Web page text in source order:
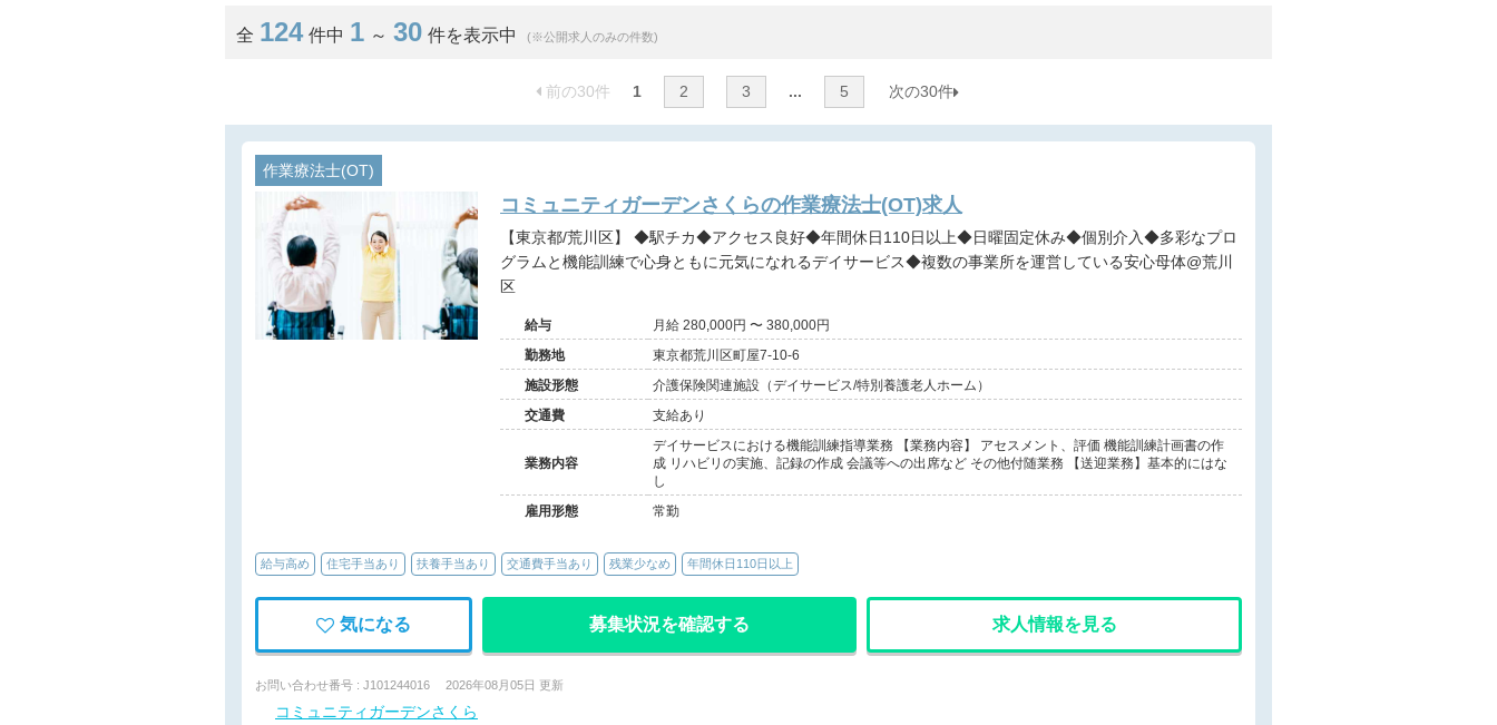
全 124 件中 1 ～ 30 件を表示中 (※公開求人のみの件数)
前の30件 1 2 3 ... 5 次の30件
作業療法士(OT)
コミュニティガーデンさくらの作業療法士(OT)求人
【東京都/荒川区】 ◆駅チカ◆アクセス良好◆年間休日110日以上◆日曜固定休み◆個別介入◆多彩なプロ
グラムと機能訓練で心身ともに元気になれるデイサービス◆複数の事業所を運営している安心母体@荒川
区
給与
月給 280,000円 〜 380,000円
勤務地
東京都荒川区町屋7-10-6
施設形態
介護保険関連施設（デイサービス/特別養護老人ホーム）
交通費
支給あり
業務内容
デイサービスにおける機能訓練指導業務 【業務内容】 アセスメント、評価 機能訓練計画書の作
成 リハビリの実施、記録の作成 会議等への出席など その他付随業務 【送迎業務】基本的にはな
し
雇用形態
常勤
給与高め 住宅手当あり 扶養手当あり 交通費手当あり 残業少なめ 年間休日110日以上
気になる 募集状況を確認する 求人情報を見る
お問い合わせ番号 : J101244016 2026年08月05日 更新
コミュニティガーデンさくら